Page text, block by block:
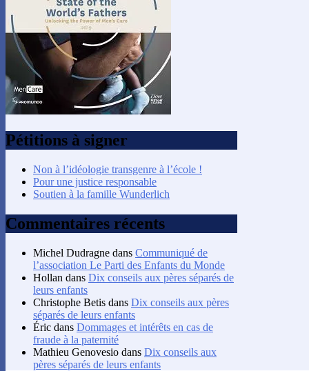
Pétitions à signer
Non à l’idéologie transgenre à l’école !
Pour une justice responsable
Soutien à la famille Wunderlich
Commentaires récents
Michel Dudragne dans Communiqué de
l’association Le Parti des Enfants du Monde
Hollan dans Dix conseils aux pères séparés de
leurs enfants
Christophe Betis dans Dix conseils aux pères
séparés de leurs enfants
Éric dans Dommages et intérêts en cas de
fraude à la paternité
Mathieu Genovesio dans Dix conseils aux
pères séparés de leurs enfants